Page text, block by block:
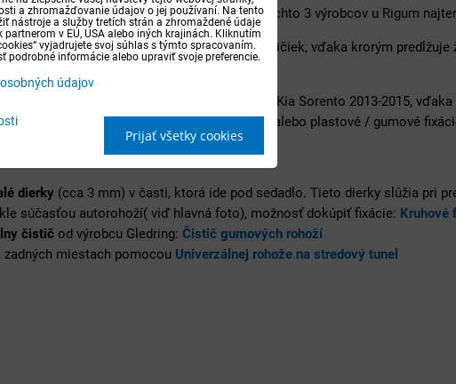
Frogum alebo Rigum, len guma je z týchto 3 výrobcov u Rigum
rohože má ňrigumzosíleniev tvare slzičiek, vďaka krorým predlžuje
- autorohože Rigum podľa podlahy auta Kia Sorento 2013-2015,
bývajú buď otvory na zafixovanie k podlahe alebo plastové / gumové
Rigum
dierky (cca 3 mm) v časti, ktorá ide pod sedadlo. Tieto dierky slúžia pri
súčasťou autorohoží( viď hlavná foto), možnosť dokúpiť fixácie: Kruhové
čistič od výrobcu Gledring: Čistič gumových rohoží
zadných miestach pomocou Univerzálnej rohože na stredový tunel
a zhromažďovanie údajov o jej používaní. Na tento
nástroje a služby tretích strán a zhromaždené údaje
partnerom v EÚ, USA alebo iných krajinách. Kliknutím
vyjadrujete svoj súhlas s týmto spracovaním.
podrobné informácie alebo upraviť svoje preferencie.
údajov
Prijať všetky cookies